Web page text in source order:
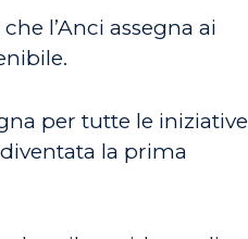
l’Anci assegna ai
per tutte le iniziative
la prima